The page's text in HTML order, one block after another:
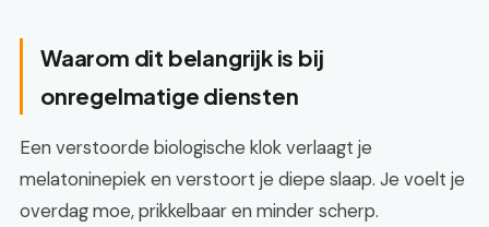
Waarom dit belangrijk is bij
onregelmatige diensten
Een verstoorde biologische klok verlaagt je
melatoninepiek en verstoort je diepe slaap. Je voelt je
overdag moe, prikkelbaar en minder scherp.